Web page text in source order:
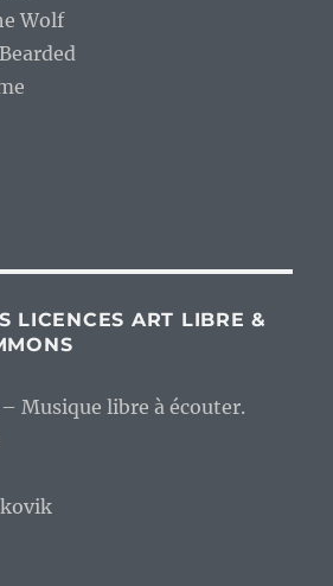
Wolf
LICENCES ART LIBRE &
Musique libre à écouter.